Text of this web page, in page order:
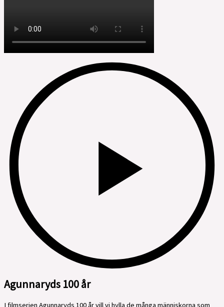
Agunnaryds 100 år
I filmserien Agunnaryds 100 år vill vi hylla de många människorna som